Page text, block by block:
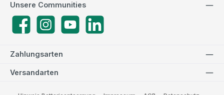
Zahlungsarten
Versandarten
Unsere Communities
FacebookInstagramYouTube